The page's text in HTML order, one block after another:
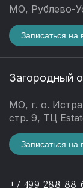
МО, Рублево-
Записаться на
Загородный
МО, г. о.
стр. 9, ТЦ
Записаться на
+7 499 288 88